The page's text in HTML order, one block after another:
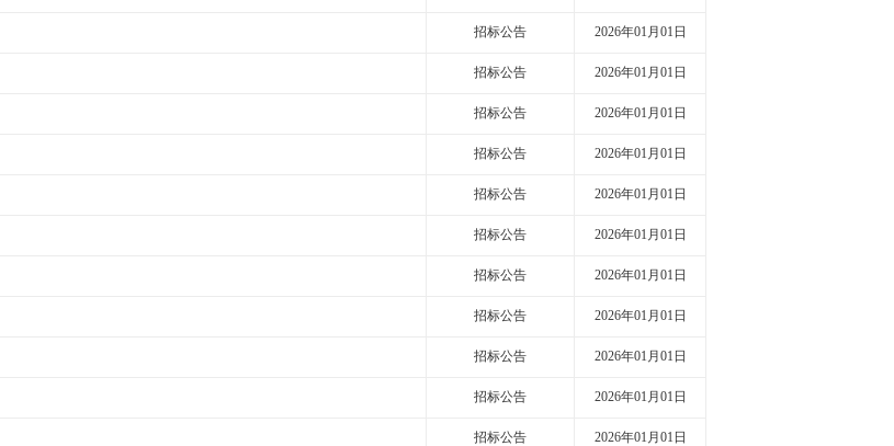
招标公告 2026年01月01日
招标公告 2026年01月01日
招标公告 2026年01月01日
招标公告 2026年01月01日
招标公告 2026年01月01日
招标公告 2026年01月01日
招标公告 2026年01月01日
招标公告 2026年01月01日
招标公告 2026年01月01日
招标公告 2026年01月01日
招标公告 2026年01月01日